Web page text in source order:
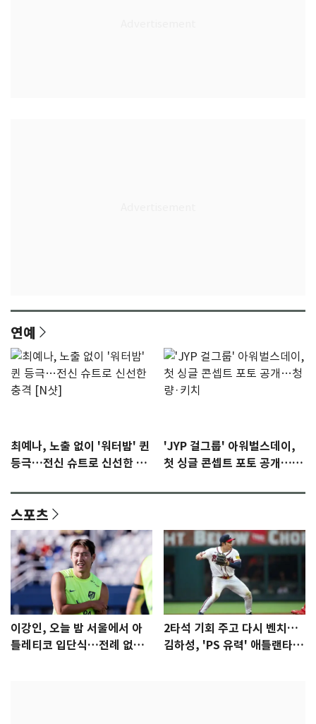
연예
최예나, 노출 없이 '워터밤' 퀸
등극…전신 슈트로 신선한 충
'JYP 걸그룹' 아워벌스데이,
첫 싱글 콘셉트 포토 공개…청
스포츠
이강인, 오늘 밤 서울에서 아
틀레티코 입단식…전례 없는
2타석 기회 주고 다시 벤치…
김하성, 'PS 유력' 애틀랜타에